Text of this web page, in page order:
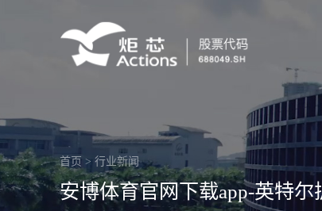
首页 > 行业新闻
安博体育官网下载app-英特